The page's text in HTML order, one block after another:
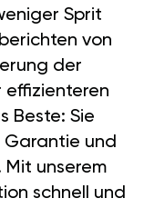
Sprit
von
der
effizienteren
Beste: Sie
Garantie und
Mit unserem
schnell und